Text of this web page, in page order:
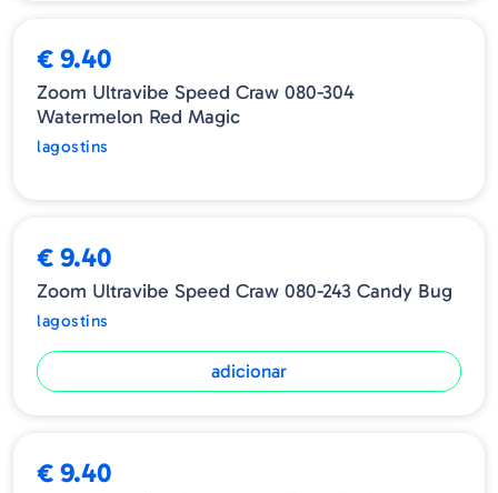
€ 9.40
Zoom Ultravibe Speed Craw 080-304
Watermelon Red Magic
lagostins
€ 9.40
Zoom Ultravibe Speed Craw 080-243 Candy Bug
lagostins
adicionar
€ 9.40